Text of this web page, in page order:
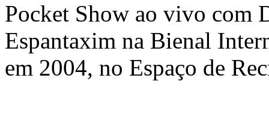
Pocket Show ao vivo com
Espantaxim na Bienal
em 2004, no Espaço de